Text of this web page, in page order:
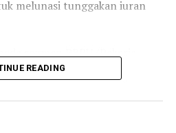
melunasi tunggakan iuran
BP (Bukan Pekerja)
tersebut.
READING